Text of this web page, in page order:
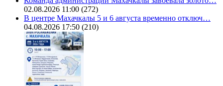
02.08.2026 11:00 (272)
В центре Махачкалы 5 и 6 августа временно отключ…
04.08.2026 17:50 (210)